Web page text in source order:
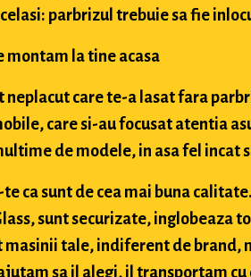
parbrizul trebuie sa fie
montam la tine acasa
care te-a lasat fara
care si-au focusat atentia
de modele, in asa fel incat
sunt de cea mai buna
sunt securizate, inglobeaza
tale, indiferent de brand,
sa il alegi, il transportam